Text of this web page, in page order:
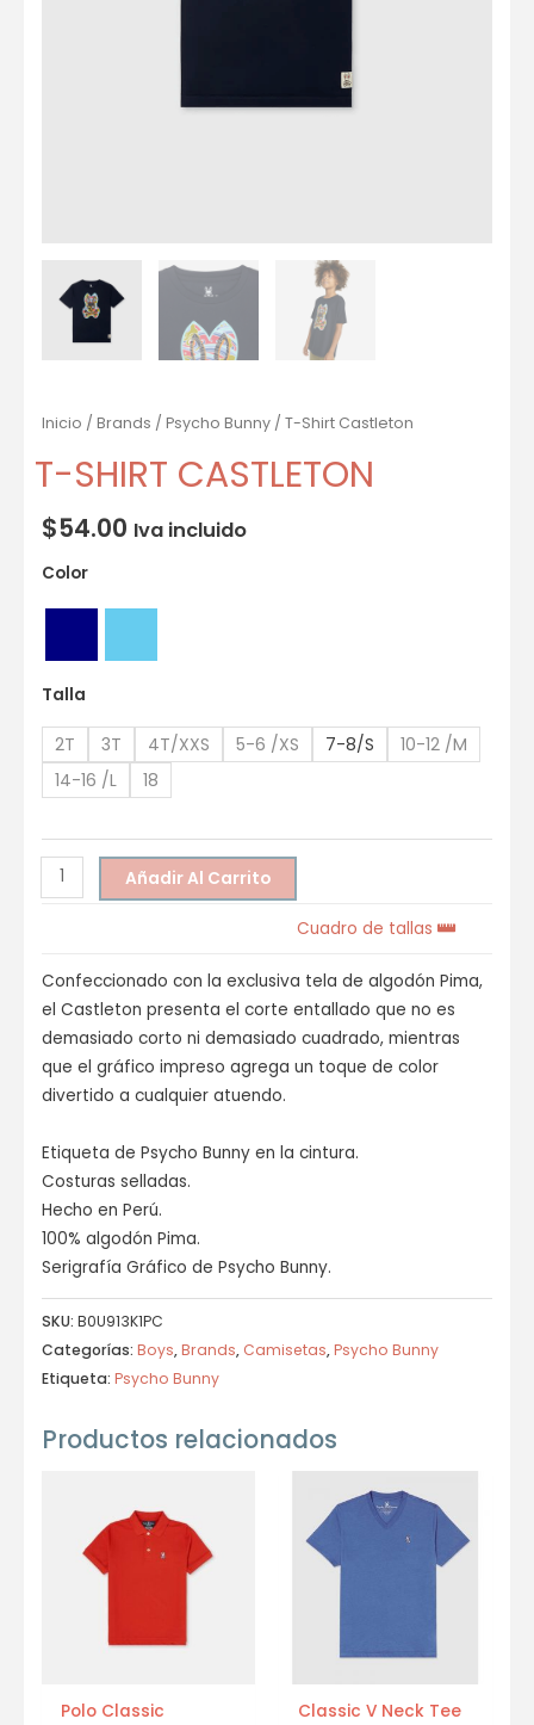
Inicio / Brands / Psycho Bunny / T-Shirt Castleton
T-SHIRT CASTLETON
$54.00 Iva incluido
Color
Talla
2T 3T 4T/XXS 5-6 /XS 7-8/S
10-12 /M
14-16 /L
18
Añadir Al Carrito
Cuadro de tallas
Confeccionado con la exclusiva tela de algodón Pima,
el Castleton presenta el corte entallado que no es
demasiado corto ni demasiado cuadrado, mientras
que el gráfico impreso agrega un toque de color
divertido a cualquier atuendo.
Etiqueta de Psycho Bunny en la cintura.
Costuras selladas.
Hecho en Perú.
100% algodón Pima.
Serigrafía Gráfico de Psycho Bunny.
SKU: B0U913K1PC
Categorías: Boys,Brands, Camisetas,Psycho Bunny
Etiqueta: Psycho Bunny
Productos relacionados
Polo Classic Classic V Neck Tee